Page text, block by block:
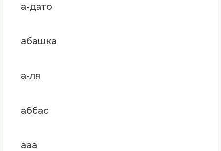
а-дато
абашка
а-ля
аббас
ааа